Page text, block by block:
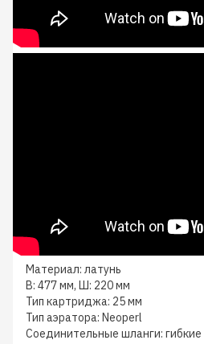
Материал: латунь
В: 477 мм, Ш: 220 мм
Тип картриджа: 25 мм
Тип аэратора: Neoperl
Соединительные шланги: гибкие